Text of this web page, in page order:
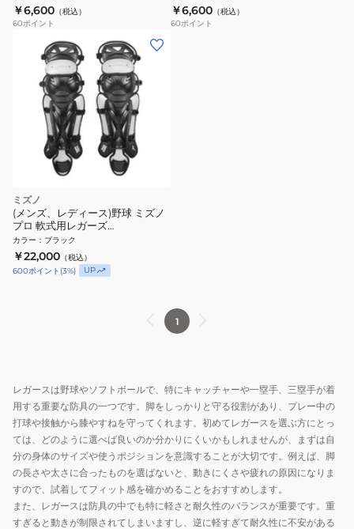
￥6,600 （税込）
60ポイント
￥6,600 （税込）
60ポイント
ミズノ
(メンズ、レディース)野球 ミズノ
プロ 軟式用レガーズ
1DJLR16009
カラー ： ブラック
￥22,000 （税込）
600ポイント (3%) UP
1
レガースは野球やソフトボールで、特にキャッチャーや一塁手、三塁手が着
用する重要な防具の一つです。脚をしっかりと守る役割があり、プレー中の
打球や接触から膝やすねを守ってくれます。初めてレガースを選ぶ方にとっ
ては、どのように選べば良いのか分かりにくいかもしれませんが、まずは自
分の身体のサイズや使うポジションを意識することが大切です。例えば、脚
の長さや太さに合ったものを選ばないと、動きにくさや疲れの原因になりま
すので、試着してフィット感を確かめることをおすすめします。
また、レガースは防具の中でも特に軽さと耐久性のバランスが重要です。重
すぎると動きが制限されてしまいますし、逆に軽すぎて耐久性に不安がある